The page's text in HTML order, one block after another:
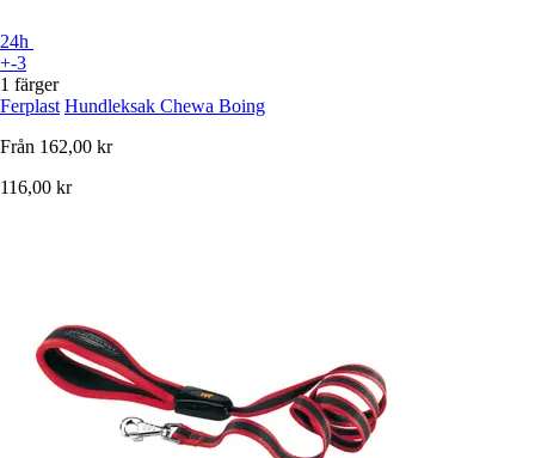
24h
+-3
1 färger
Ferplast Hundleksak Chewa Boing
Från 162,00 kr
116,00 kr